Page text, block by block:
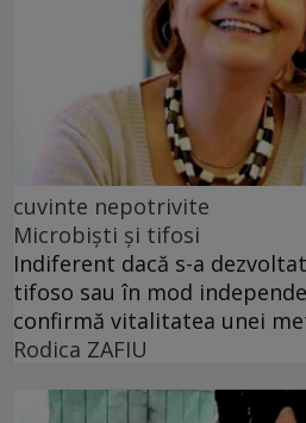
cuvinte nepotrivite
Microbiști și tifosi
Indiferent dacă s-a
tifoso sau în mod
confirmă vitalitatea unei
Rodica ZAFIU